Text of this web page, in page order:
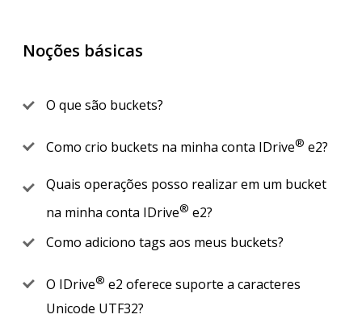
Noções básicas
O que são buckets?
Como crio buckets na minha conta IDrive® e2?
Quais operações posso realizar em um bucket
na minha conta IDrive® e2?
Como adiciono tags aos meus buckets?
O IDrive® e2 oferece suporte a caracteres
Unicode UTF32?